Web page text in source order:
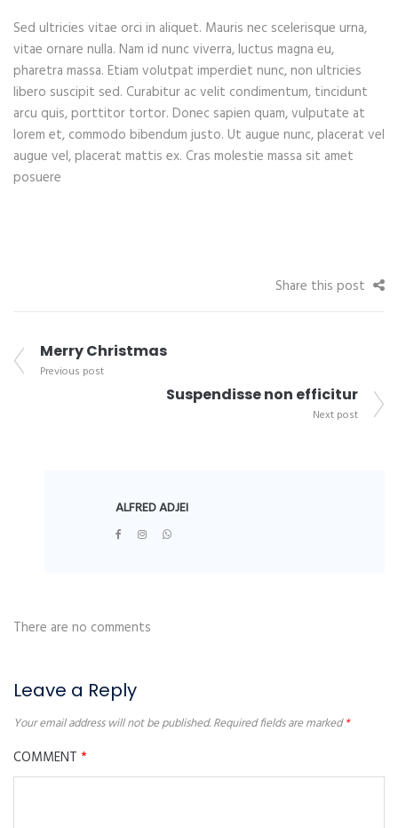
Sed ultricies vitae orci in aliquet. Mauris nec scelerisque urna,
vitae ornare nulla. Nam id nunc viverra, luctus magna eu,
pharetra massa. Etiam volutpat imperdiet nunc, non ultricies
libero suscipit sed. Curabitur ac velit condimentum, tincidunt
arcu quis, porttitor tortor. Donec sapien quam, vulputate at
lorem et, commodo bibendum justo. Ut augue nunc, placerat vel
augue vel, placerat mattis ex. Cras molestie massa sit amet
posuere
Share this post
Merry Christmas
Previous post
Suspendisse non efficitur
Next post
ALFRED ADJEI
There are no comments
Leave a Reply
Your email address will not be published.Required fields are marked*
COMMENT *